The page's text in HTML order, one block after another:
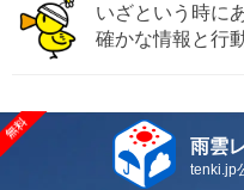
いざという時に
確かな情報と行
雨雲
tenki.jp